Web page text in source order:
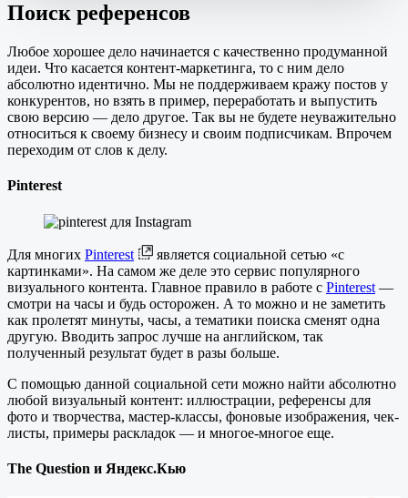
Поиск референсов
Любое хорошее дело начинается с качественно продуманной
идеи. Что касается контент-маркетинга, то с ним дело
абсолютно идентично. Мы не поддерживаем кражу постов у
конкурентов, но взять в пример, переработать и выпустить
свою версию — дело другое. Так вы не будете неуважительно
относиться к своему бизнесу и своим подписчикам. Впрочем
переходим от слов к делу.
Pinterest
Для многих Pinterest
является социальной сетью «с
картинками». На самом же деле это сервис популярного
визуального контента. Главное правило в работе с Pinterest —
смотри на часы и будь осторожен. А то можно и не заметить
как пролетят минуты, часы, а тематики поиска сменят одна
другую. Вводить запрос лучше на английском, так
полученный результат будет в разы больше.
С помощью данной социальной сети можно найти абсолютно
любой визуальный контент: иллюстрации, референсы для
фото и творчества, мастер-классы, фоновые изображения, чек-
листы, примеры раскладок — и многое-многое еще.
The Question и Яндекс.Кью